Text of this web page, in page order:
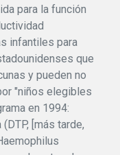
para la función
infantiles para
que
y pueden no
"niños elegibles
en 1994:
[más tarde,